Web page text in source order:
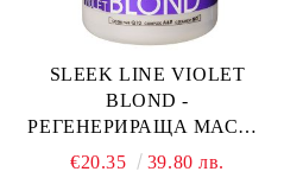
SLEEK LINE VIOLET
BLOND -
РЕГЕНЕРИРАЩА МАСКА
ЗА ЛИЛАВИ ОТТЕНЪЦИ
€20.35 39.80 лв.